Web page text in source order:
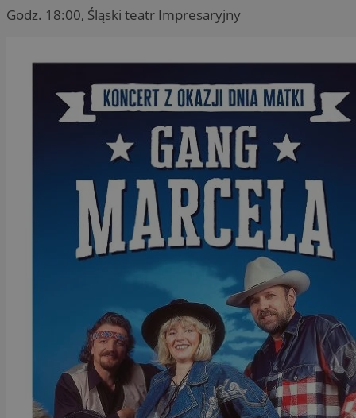
Godz. 18:00, Śląski teatr Impresaryjny